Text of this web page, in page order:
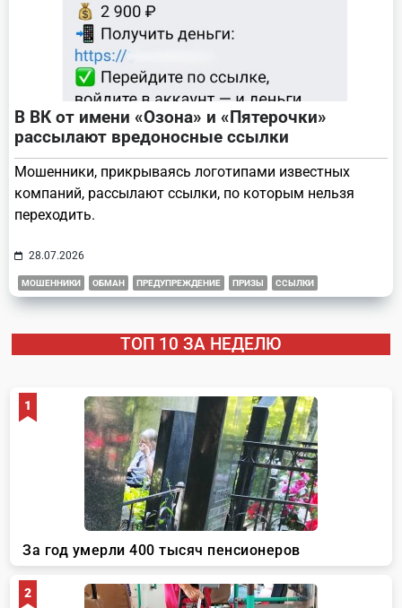
В ВК от имени «Озона» и «Пятерочки»
рассылают вредоносные ссылки
Мошенники, прикрываясь логотипами известных
компаний, рассылают ссылки, по которым нельзя
переходить.
28.07.2026
МОШЕННИКИ ОБМАН ПРЕДУПРЕЖДЕНИЕ ПРИЗЫ ССЫЛКИ
ТОП 10 ЗА НЕДЕЛЮ